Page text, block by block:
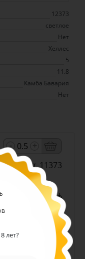
12373
светлое
Нет
Хеллес
5
11.8
Камба Бавария
Нет
-
Арт. 11373
светлое н/ф
Алк: 4.5%
Плотность: 12%
219.00 руб.
(л.)
лет?